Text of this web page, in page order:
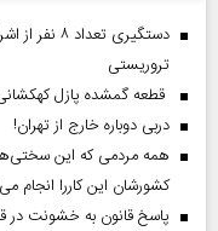
دستگیری
تروریستی
قطعه گمشده پازل
دربی دوباره خارج از تهران!
همه مردمی که این سختی‌ها
کشورشان این کاررا انجام
پاسخ قانون به خشونت در